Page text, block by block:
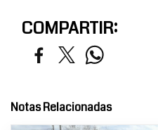
COMPARTIR:
Notas Relacionadas